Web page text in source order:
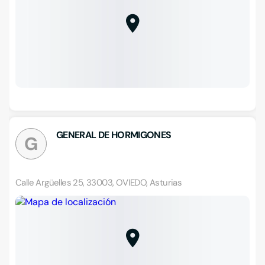
G GENERAL DE HORMIGONES
Calle Argüelles 25, 33003, OVIEDO, Asturias